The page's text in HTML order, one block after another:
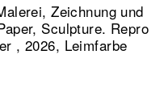
Zeichnung und
Sculpture. Repro
, 2026, Leimfarbe